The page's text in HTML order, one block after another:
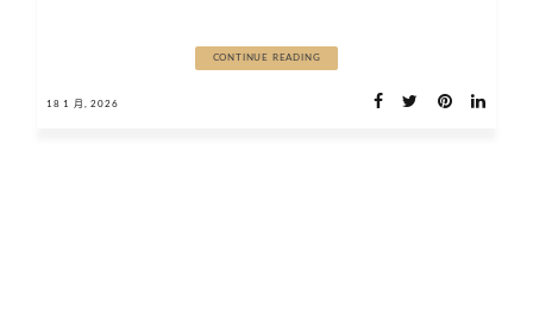
CONTINUE READING
18 1 月, 2026